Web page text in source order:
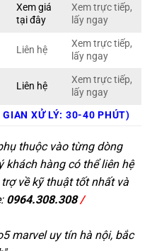
Xem giá
tại đây
Xem trực tiếp,
lấy ngay
Liên hệ
Xem trực tiếp,
lấy ngay
Liên hệ
Xem trực tiếp,
lấy ngay
XỬ LÝ: 30-40 PHÚT)
thuộc vào từng dòng
khách hàng có thể liên hệ
về kỹ thuật tốt nhất và
0964.308.308/
marvel uy tín hà nội, bắc